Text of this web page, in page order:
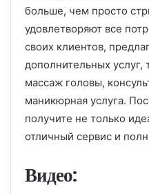
больше, чем просто
удовлетворяют все
своих клиентов,
дополнительных услуг,
массаж головы,
маникюрная услуга.
получите не только
отличный сервис и
Видео: